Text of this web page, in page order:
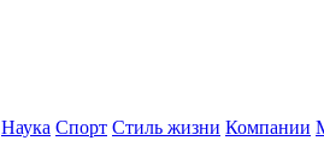
Наука Спорт Стиль жизни Компании